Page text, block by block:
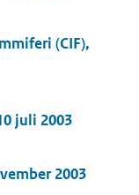
(CIF),
juli 2003
2003